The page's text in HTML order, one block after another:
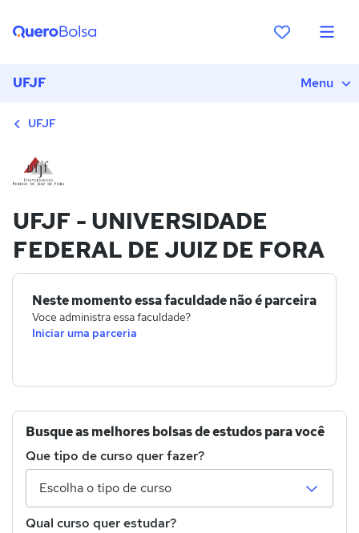
UFJF Menu
UFJF
UFJF - UNIVERSIDADE
FEDERAL DE JUIZ DE FORA
Neste momento essa faculdade não é parceira
Voce administra essa faculdade?
Iniciar uma parceria
Busque as melhores bolsas de estudos para você
Que tipo de curso quer fazer?
Qual curso quer estudar?